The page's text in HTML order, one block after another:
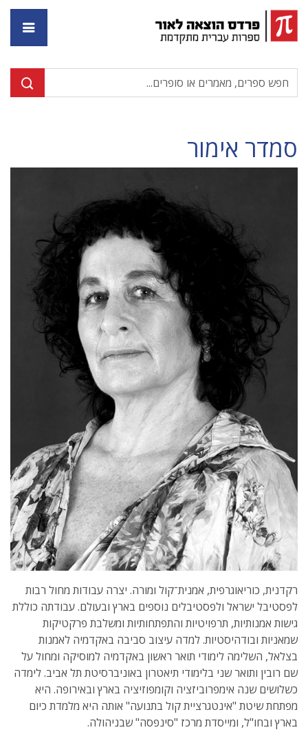
סמדר אימור
רקדנית, כוריאוגרפית, אמנית־קול ומורה. יצרה עבודות מחול רבות
לפסטיבל ישראל ולפסטיבלים נוספים בארץ ובעולם. עבודתה כוללת
גישות אמנותיות, תרפויטיות והתפתחותיות ומשלבת פרקטיקות
שמאניות ובודהיסטיות. למדה עיצוב סביבה באקדמיה לאמנות
בצלאל, השלימה לימודי תואר ראשון באקדמיה למוסיקה ומחול על
שם רובין ותואר שני בלימודי תיאטרון באוניברסיטת תל אביב. לימדה
כשלושים שנה אימפרוביזציה וקומפוזיציה בארץ ובאירופה. היא
מפתחת שיטת "אינטגרציית קול בתנועה" אותה היא מלמדת כיום
בארץ ובחו"ל, ומייסדת מרכז "סינפסה" שבניהולה.